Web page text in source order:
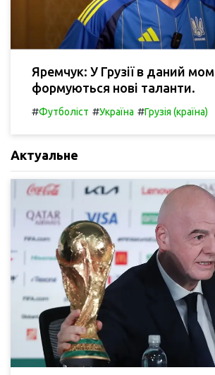
Яремчук: У Грузії в даний
формуються нові таланти.
#Футболіст #Україна #Грузія (країна)
Актуальне